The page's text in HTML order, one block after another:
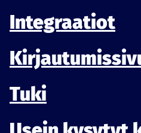
Integraatiot
Tuki